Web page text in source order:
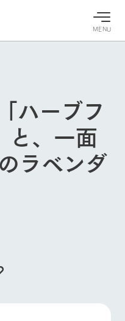
MENU
情報
イベン
ト/フェ
ア
牧場の楽
しみ方
動物とふ アクティ
ハーブフ
、一面
ラベンダ